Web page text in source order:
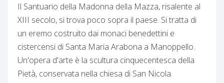
Il Santuario della Madonna della Mazza, risalente al
XIII secolo, si trova poco sopra il paese. Si tratta di
un eremo costruito dai monaci benedettini e
cistercensi di Santa Maria Arabona a Manoppello.
Un'opera d'arte è la scultura cinquecentesca della
Pietà, conservata nella chiesa di San Nicola.